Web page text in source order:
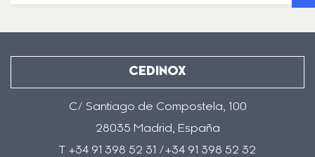
CEDINOX
C/ Santiago de Compostela, 100
28035 Madrid, España
T +34 91 398 52 31 /+34 91 398 52 32